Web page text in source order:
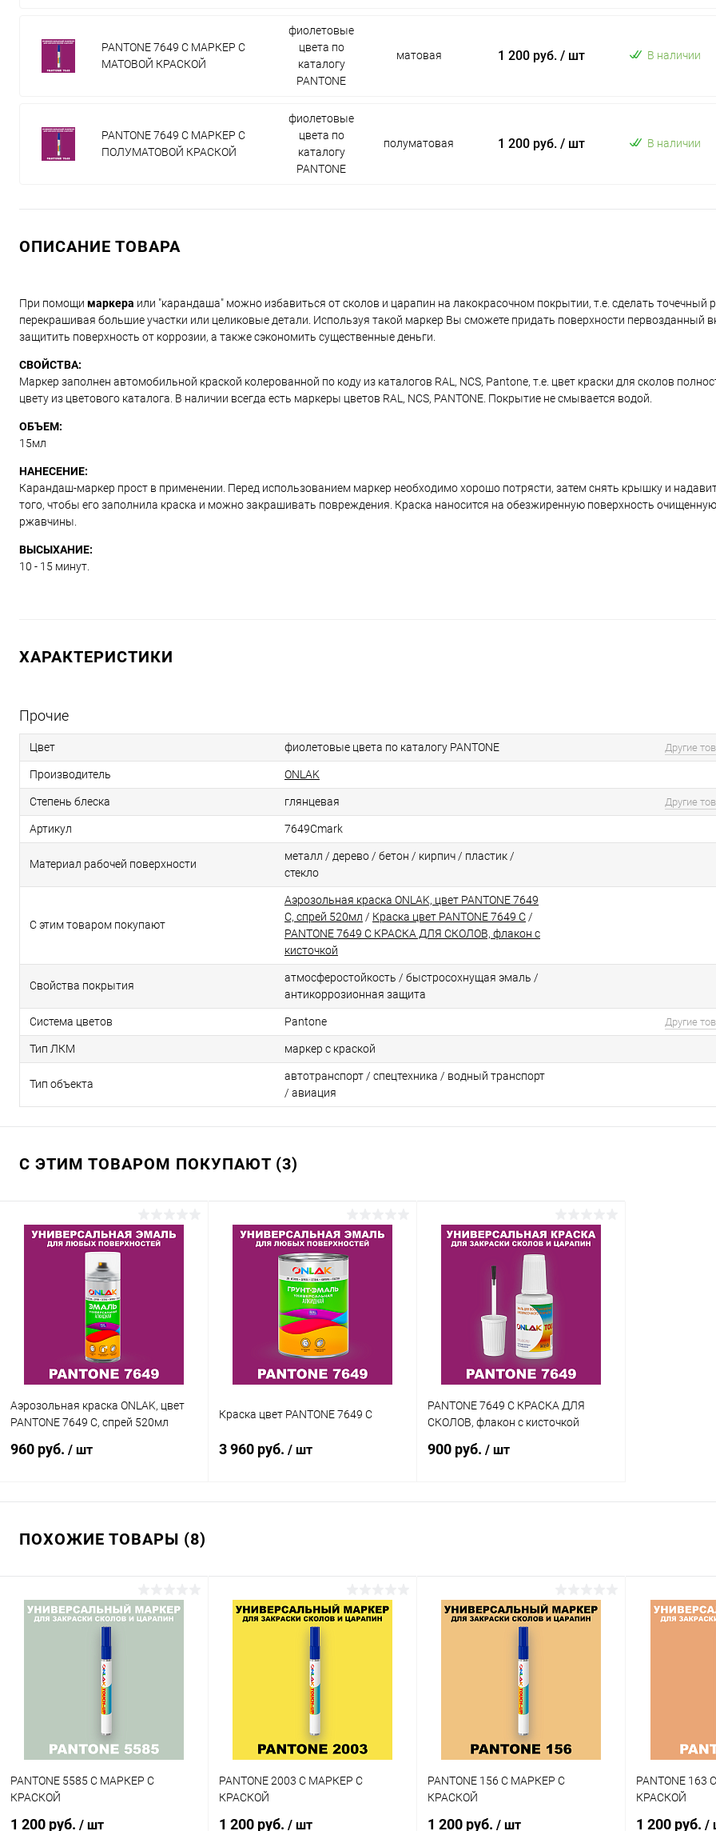
PANTONE 7649 C МАРКЕР С
МАТОВОЙ КРАСКОЙ
фиолетовые
цвета по
каталогу
PANTONE
матовая 1 200 руб. / шт В наличии
PANTONE 7649 C МАРКЕР С
ПОЛУМАТОВОЙ КРАСКОЙ
фиолетовые
цвета по
каталогу
PANTONE
полуматовая 1 200 руб. / шт В наличии
ОПИСАНИЕ ТОВАРА
При помощи маркера или "карандаша" можно избавиться от сколов и царапин на лакокрасочном покрытии, т.е. сделать точечный
перекрашивая большие участки или целиковые детали. Используя такой маркер Вы сможете придать поверхности первозданный
защитить поверхность от коррозии, а также сэкономить существенные деньги.
СВОЙСТВА:
Маркер заполнен автомобильной краской колерованной по коду из каталогов RAL, NCS, Pantone, т.е. цвет краски для сколов
цвету из цветового каталога. В наличии всегда есть маркеры цветов RAL, NCS, PANTONE. Покрытие не смывается водой.
ОБЪЕМ:
15мл
НАНЕСЕНИЕ:
Карандаш-маркер прост в применении. Перед использованием маркер необходимо хорошо потрясти, затем снять крышку и
того, чтобы его заполнила краска и можно закрашивать повреждения. Краска наносится на обезжиренную поверхность
ржавчины.
ВЫСЫХАНИЕ:
10 - 15 минут.
ХАРАКТЕРИСТИКИ
Прочие
Цвет фиолетовые цвета по каталогу PANTONE Другие
Производитель ONLAK
Степень блеска глянцевая Другие
Артикул 7649Cmark
Материал рабочей поверхности
металл / дерево / бетон / кирпич / пластик /
стекло
С этим товаром покупают
Аэрозольная краска ONLAK, цвет PANTONE 7649
C, спрей 520мл / Краска цвет PANTONE 7649 C /
PANTONE 7649 C КРАСКА ДЛЯ СКОЛОВ, флакон с
кисточкой
Свойства покрытия
атмосферостойкоcть / быстросохнущая эмаль /
антикоррозионная защита
Система цветов Pantone Другие
Тип ЛКМ маркер с краской
Тип объекта
автотранспорт / спецтехника / водный транспорт
/ авиация
С ЭТИМ ТОВАРОМ ПОКУПАЮТ (3)
Аэрозольная краска ONLAK, цвет
PANTONE 7649 C, спрей 520мл
960 руб. / шт
Цвет:
Краска цвет PANTONE 7649 C
3 960 руб. / шт
Цвет:
полуматовая
PANTONE 7649 C КРАСКА ДЛЯ
СКОЛОВ, флакон с кисточкой
900 руб. / шт
Цвет:
матовая
ПОХОЖИЕ ТОВАРЫ (8)
PANTONE 5585 C МАРКЕР С
КРАСКОЙ
1 200 руб. / шт
PANTONE 2003 C МАРКЕР С
КРАСКОЙ
1 200 руб. / шт
PANTONE 156 C МАРКЕР С
КРАСКОЙ
1 200 руб. / шт
PANTONE 163
КРАСКОЙ
1 200 руб. /